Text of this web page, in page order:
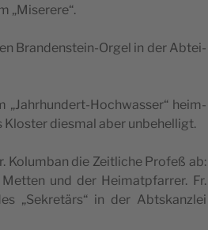
„Mise­re­re“.
Bran­den­stein-Orgel in der Abtei­
„Jahr­hun­dert-Hoch­was­ser“ heim­
Klos­ter dies­mal aber unbehelligt.
Kolum­ban die Zeit­li­che Pro­feß ab:
und der Hei­mat­pfar­rer. Fr.
„Sekre­tärs“ in der Abts­kanz­lei